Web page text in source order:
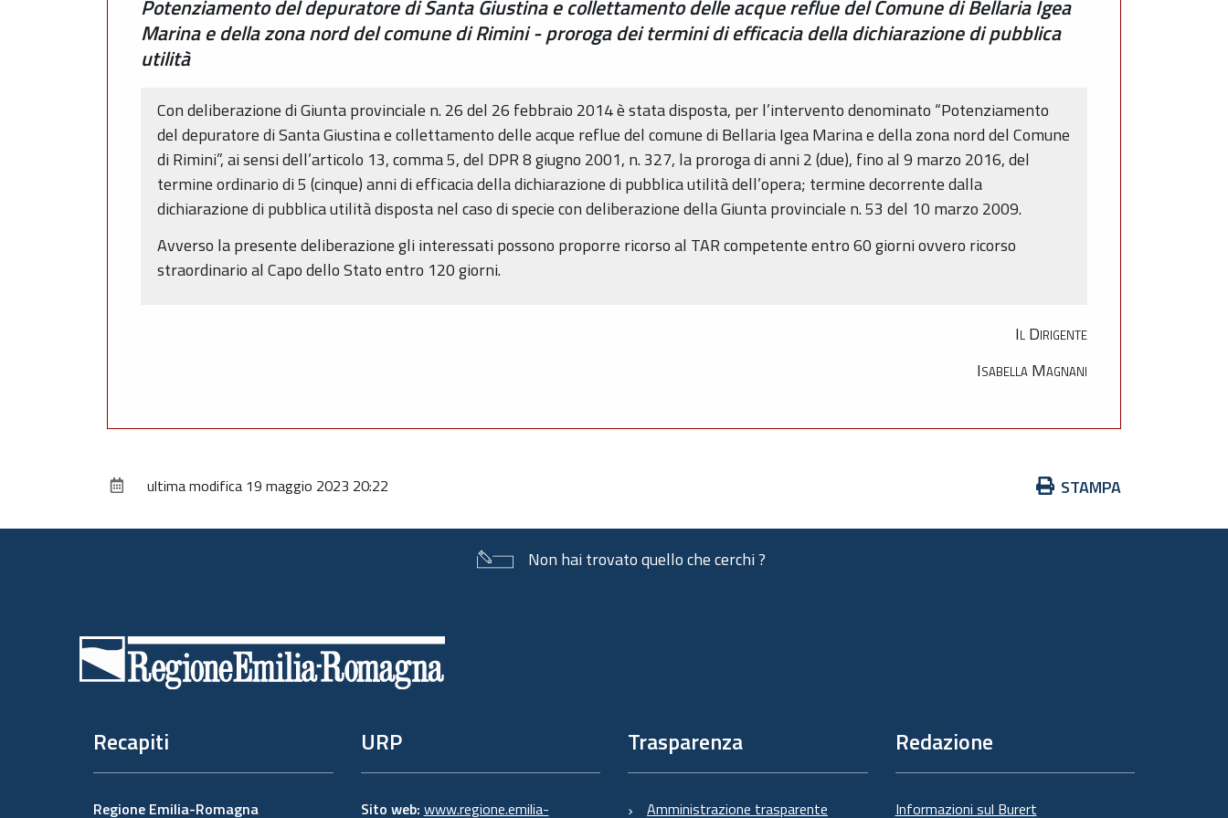
Potenziamento del depuratore di Santa Giustina e collettamento delle acque reflue del Comune di Bellaria Igea
Marina e della zona nord del comune di Rimini - proroga dei termini di efficacia della dichiarazione di pubblica
utilità
Con deliberazione di Giunta provinciale n. 26 del 26 febbraio 2014 è stata disposta, per l’intervento denominato “Potenziamento
del depuratore di Santa Giustina e collettamento delle acque reflue del comune di Bellaria Igea Marina e della zona nord del Comune
di Rimini”, ai sensi dell’articolo 13, comma 5, del DPR 8 giugno 2001, n. 327, la proroga di anni 2 (due), fino al 9 marzo 2016, del
termine ordinario di 5 (cinque) anni di efficacia della dichiarazione di pubblica utilità dell’opera; termine decorrente dalla
dichiarazione di pubblica utilità disposta nel caso di specie con deliberazione della Giunta provinciale n. 53 del 10 marzo 2009.
Avverso la presente deliberazione gli interessati possono proporre ricorso al TAR competente entro 60 giorni ovvero ricorso
straordinario al Capo dello Stato entro 120 giorni.
Il Dirigente
Isabella Magnani
Azioni
documento
STAMPA
ultima modifica 19 maggio 2023 20:22
Non hai trovato quello che cerchi ?
Recapiti
Regione Emilia-Romagna
URP
Sito web: www.regione.emilia-
Trasparenza
Amministrazione trasparente
Redazione
Informazioni sul Burert